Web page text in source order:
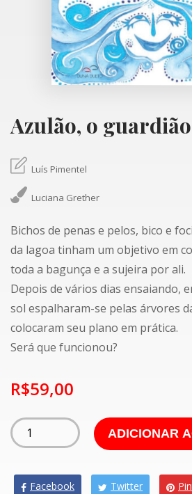
Azulão, o
Luís Pimentel
Luciana Grether
Bichos de penas e pelos, bico e
da lagoa tinham um objetivo em
toda a bagunça e a sujeira por ali.
Depois de vários dias ensaiando,
sol espalharam-se pelas árvores
colocaram seu plano em prática.
Será que funcionou?
R$59,00
ADICIONAR
Facebook Twitter